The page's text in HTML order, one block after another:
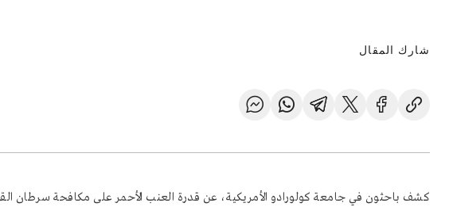
شارك المقال
كشف باحثون في جامعة كولورادو الأمريكية، عن قدرة العنب الأحمر على مكافحة سرطان